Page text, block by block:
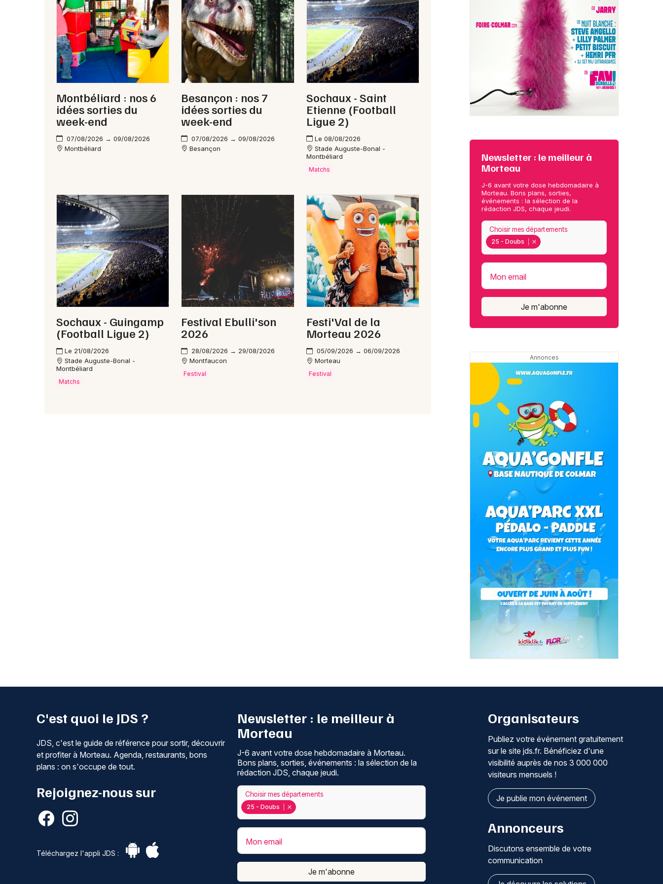
Newsletter des sorties
Artistes en tournée
Actus à Morteau
Magazine à Morteau
Choisir mes départements
Mon email
Je m'abonne
Montbéliard : nos 6
idées sorties du
week-end
07/08/2026 → 09/08/2026
Montbéliard
Besançon : nos 7
idées sorties du
week-end
07/08/2026 → 09/08/2026
Besançon
Sochaux - Saint
Etienne (Football
Ligue 2)
Le 08/08/2026
Stade Auguste-Bonal -
Montbéliard
Matchs
Sochaux - Guingamp
(Football Ligue 2)
Le 21/08/2026
Stade Auguste-Bonal -
Montbéliard
Matchs
Festival Ebulli'son
2026
28/08/2026 → 29/08/2026
Montfaucon
Festival
Festi'Val de la
Morteau 2026
05/09/2026 → 06/09/2026
Morteau
Festival
Newsletter : le meilleur à
Morteau
J-6 avant votre dose hebdomadaire à
Morteau. Bons plans, sorties,
événements : la sélection de la
rédaction JDS, chaque jeudi.
25 - Doubs
Choisir mes départements
Mon email
Je m'abonne
C'est quoi le JDS ?
JDS, c'est le guide de référence pour sortir, découvrir
et profiter à Morteau. Agenda, restaurants, bons
plans : on s'occupe de tout.
Rejoignez-nous sur
Téléchargez l'appli JDS :
Newsletter : le meilleur à
Morteau
J-6 avant votre dose hebdomadaire à Morteau.
Bons plans, sorties, événements : la sélection de la
rédaction JDS, chaque jeudi.
25 - Doubs
Choisir mes départements
Mon email
Je m'abonne
Organisateurs
Publiez votre événement gratuitement
sur le site jds.fr. Bénéficiez d'une
visibilité auprès de nos 3 000 000
visiteurs mensuels !
Je publie mon événement
Annonceurs
Discutons ensemble de votre
communication